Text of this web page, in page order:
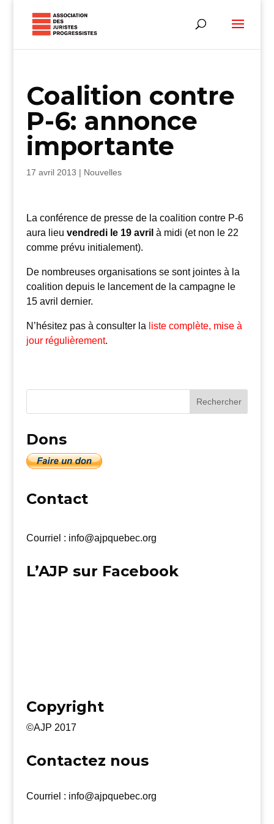
Coalition contre
P-6: annonce
importante
17 avril 2013 | Nouvelles
La conférence de presse de la coalition contre P-6
aura lieu vendredi le 19 avril à midi (et non le 22
comme prévu initialement).
De nombreuses organisations se sont jointes à la
coalition depuis le lancement de la campagne le
15 avril dernier.
N’hésitez pas à consulter la liste complète, mise à
jour régulièrement.
Dons
Contact
Courriel : info@ajpquebec.org
L’AJP sur Facebook
Copyright
©AJP 2017
Contactez nous
Courriel : info@ajpquebec.org